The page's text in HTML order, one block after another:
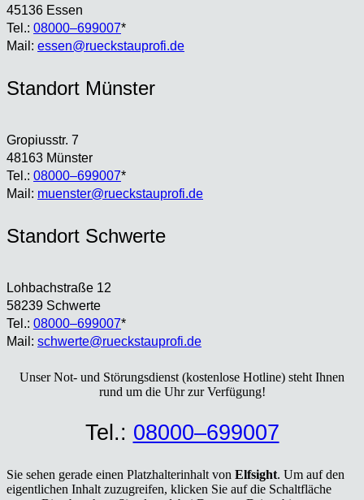
45136 Essen
Tel.: 08000–699007*
Mail: essen@rueckstauprofi.de
Stand­ort Müns­ter
Gro­pi­us­str. 7
48163 Müns­ter
Tel.: 08000–699007*
Mail: muenster@rueckstauprofi.de
Stand­ort Schwer­te
Loh­bach­stra­ße 12
58239 Schwer­te
Tel.: 08000–699007*
Mail: schwerte@rueckstauprofi.de
Unser Not- und Stö­rungs­dienst (kos­ten­lo­se Hot­line) steht Ihnen
rund um die Uhr zur Ver­fü­gung!
Tel.: 08000–699007
Sie sehen gerade einen Platzhalterinhalt von Elfsight. Um auf den
eigentlichen Inhalt zuzugreifen, klicken Sie auf die Schaltfläche